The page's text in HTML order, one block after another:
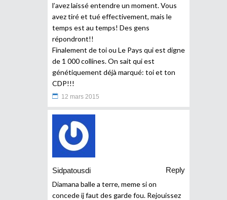
l’avez laissé entendre un moment. Vous
avez tiré et tué effectivement, mais le
temps est au temps! Des gens
répondront!!
Finalement de toi ou Le Pays qui est digne
de 1 000 collines. On sait qui est
génétiquement déjà marqué: toi et ton
CDP!!!
12 mars 2015
Sidpatousdi
Reply
Diamana balle a terre, meme si on
concede ij faut des garde fou. Rejouissez